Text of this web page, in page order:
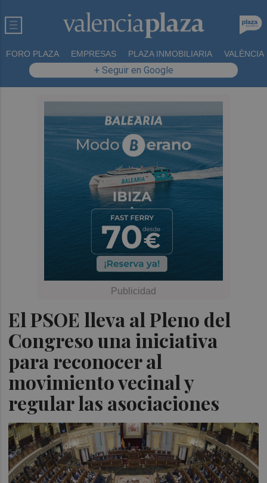
FORO PLAZA EMPRESAS PLAZA INMOBILIARIA VALÈNCIA
+ Seguir en Google
El PSOE lleva al Pleno del
Congreso una iniciativa
para reconocer al
movimiento vecinal y
regular las asociaciones